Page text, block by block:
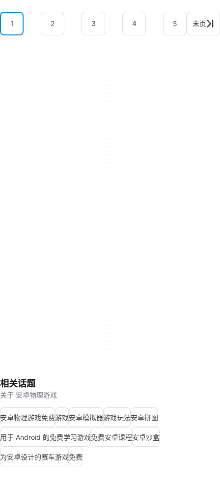
1 2 3 4 5 末页
相关话题
关于 安卓物理游戏
安卓物理游戏免费游戏安卓模拟器游戏玩法安卓拼图
用于 Android 的免费学习游戏免费安卓课程安卓沙盒
为安卓设计的赛车游戏免费